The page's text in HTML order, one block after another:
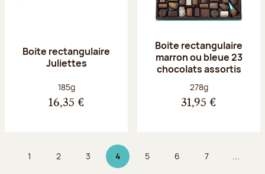
Boite rectangulaire
Juliettes
Poids net :
185g
16,35 €
Boite rectangulaire
marron ou bleue 23
chocolats assortis
Poids net :
278g
31,95 €
Page
1 Page
2 Page
3 4Page 4 sur 9
Page
5 Page
6 Page
7 ...